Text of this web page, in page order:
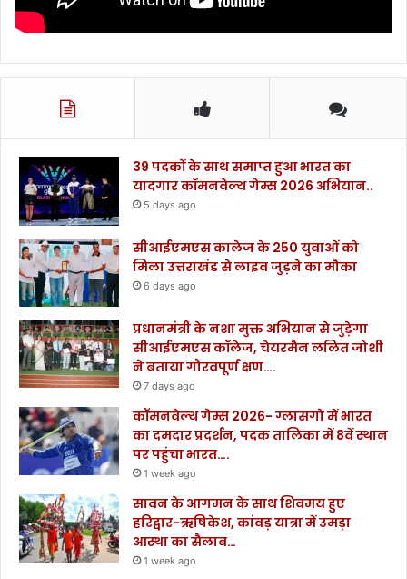
39 पदकों के साथ समाप्त हुआ भारत का
यादगार कॉमनवेल्थ गेम्स 2026 अभियान..
5 days ago
सीआईएमएस कालेज के 250 युवाओं को
मिला उत्तराखंड से लाइव जुड़ने का मौका
6 days ago
प्रधानमंत्री के नशा मुक्त अभियान से जुड़ेगा
सीआईएमएस कॉलेज, चेयरमैन ललित जोशी
ने बताया गौरवपूर्ण क्षण….
7 days ago
कॉमनवेल्थ गेम्स 2026- ग्लासगो में भारत
का दमदार प्रदर्शन, पदक तालिका में 8वें स्थान
पर पहुंचा भारत….
1 week ago
सावन के आगमन के साथ शिवमय हुए
हरिद्वार-ऋषिकेश, कांवड़ यात्रा में उमड़ा
आस्था का सैलाब…
1 week ago